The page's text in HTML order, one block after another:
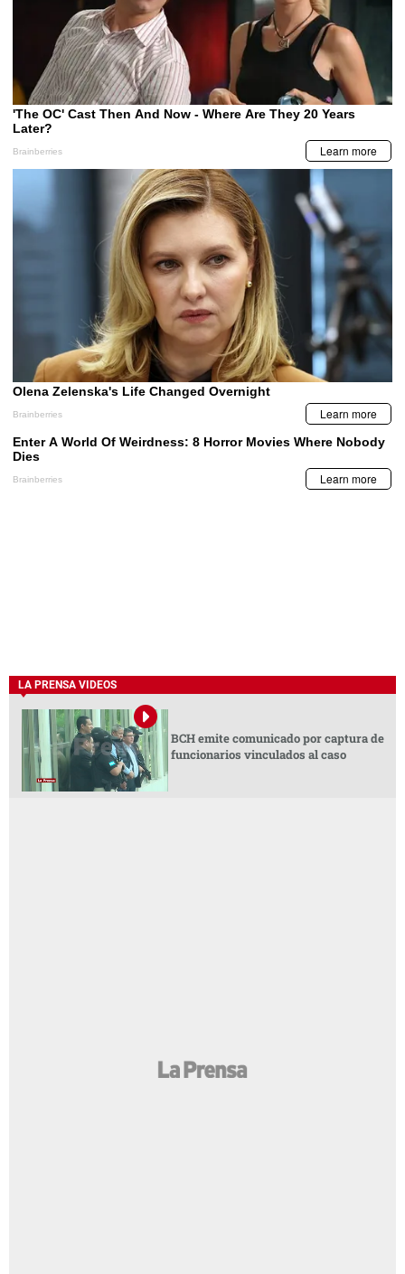
LA PRENSA VIDEOS
BCH emite comunicado por captura de
funcionarios vinculados al caso